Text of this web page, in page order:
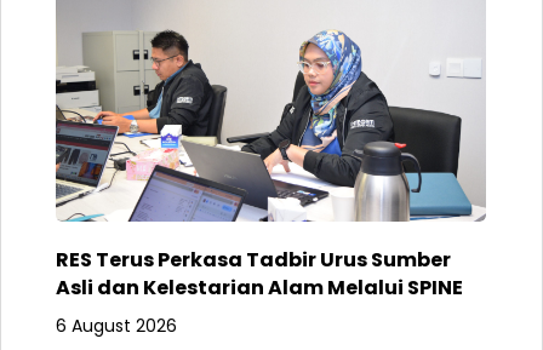
RES Terus Perkasa Tadbir Urus Sumber
Asli dan Kelestarian Alam Melalui SPINE
6 August 2026